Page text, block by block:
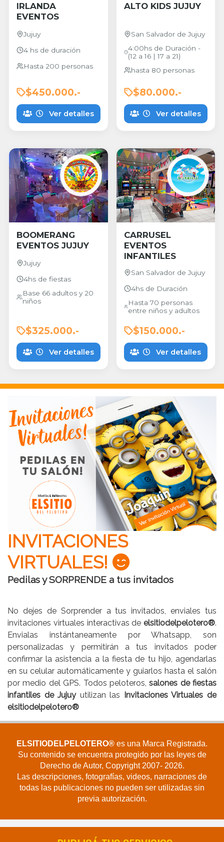
IRLANDA
EVENTOS
Jujuy
4 hs de duración
Hasta 200 personas
$450.000.-
Ver detalles
ALTO KIDS JUJUY
San Salvador de Jujuy
4:00hs de Duración -
(12 a 16 | 17 a 21)
hasta 80 personas
$80.000.-
Ver detalles
BOOMERANG
EVENTOS JUJUY
Jujuy
4hs de fiestas
Base 66 adultos y 20
niños
$325.000.-
Ver detalles
CARRUSEL
EVENTOS
INFANTILES
San Salvador de Jujuy
4hs de Duración
Hasta 70 personas
entre niños y adultos
$150.000.-
Ver detalles
INVITACIONES
VIRTUALES!
Pedilas ySORPRENDE a tus invitados
No dejes de Sorprender a tus invitados, enviales tus
invitaciones virtuales interactivas de elsitiodelpelotero®.
Envialas instántaneamente por Whatsapp, son
personalizadas y permitirán a tus invitados poder
confirmar la asistencia a la fiesta de tu hijo, agendarlas
en su celular automáticamente y guiarlos hasta el salón
por medio del GPS. Todos peloteros,salones de fiestas
infantiles de Jujuyutilizan las
Invitaciones Virtuales de
elsitiodelpelotero®
ELSITIODELPELOTERO® es una Marca Registrada.
Su contenido se encuentra protegido por las leyes de
Derecho de Autor, Copyright 2007- 2026.
Las descripciones, fotografías, videos, narraciones de
todas las publicaciones no pueden ser utilizadas sin
previa autorización.